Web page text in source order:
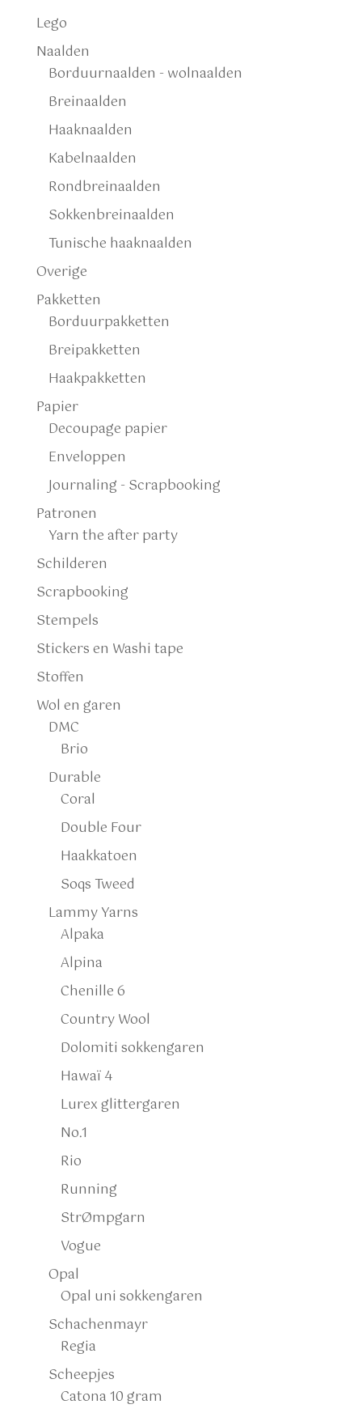
Lego
Naalden
Borduurnaalden - wolnaalden
Breinaalden
Haaknaalden
Kabelnaalden
Rondbreinaalden
Sokkenbreinaalden
Tunische haaknaalden
Overige
Pakketten
Borduurpakketten
Breipakketten
Haakpakketten
Papier
Decoupage papier
Enveloppen
Journaling - Scrapbooking
Patronen
Yarn the after party
Schilderen
Scrapbooking
Stempels
Stickers en Washi tape
Stoffen
Wol en garen
DMC
Brio
Durable
Coral
Double Four
Haakkatoen
Soqs Tweed
Lammy Yarns
Alpaka
Alpina
Chenille 6
Country Wool
Dolomiti sokkengaren
Hawaï 4
Lurex glittergaren
No.1
Rio
Running
StrØmpgarn
Vogue
Opal
Opal uni sokkengaren
Schachenmayr
Regia
Scheepjes
Catona 10 gram